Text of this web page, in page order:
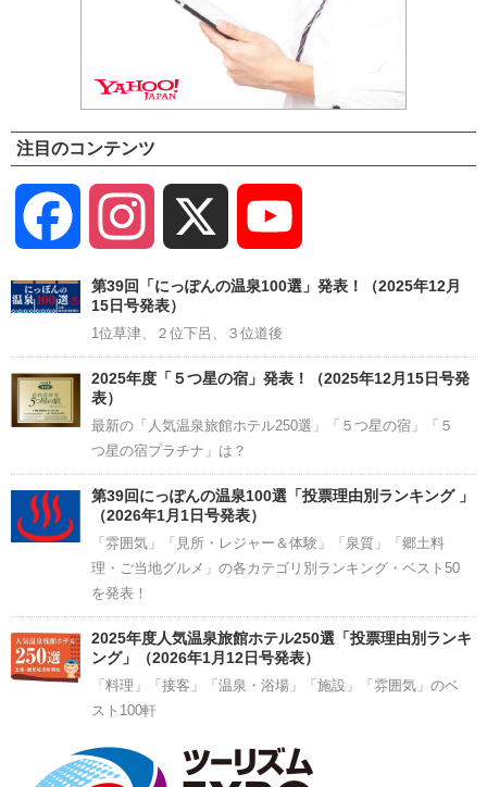
注目のコンテンツ
Facebook Instagram
Channel
第39回「にっぽんの温泉100選」発表！（2025年12月
15日号発表）
1位草津、２位下呂、３位道後
2025年度「５つ星の宿」発表！（2025年12月15日号発
表）
最新の「人気温泉旅館ホテル250選」「５つ星の宿」「５
つ星の宿プラチナ」は？
第39回にっぽんの温泉100選「投票理由別ランキング 」
（2026年1月1日号発表）
「雰囲気」「見所・レジャー＆体験」「泉質」「郷土料
理・ご当地グルメ」の各カテゴリ別ランキング・ベスト50
を発表！
2025年度人気温泉旅館ホテル250選「投票理由別ランキ
ング」（2026年1月12日号発表）
「料理」「接客」「温泉・浴場」「施設」「雰囲気」のベ
スト100軒